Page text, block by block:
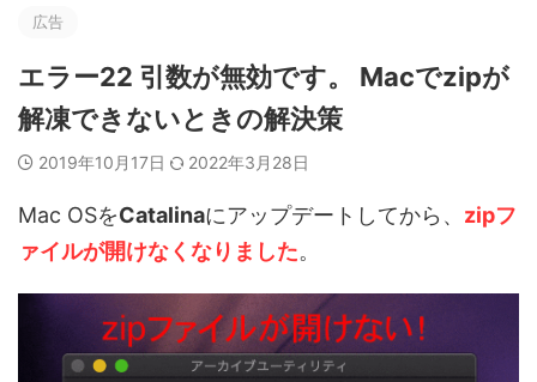
広告
エラー22 引数が無効です。 Macでzipが
解凍できないときの解決策
2019年10月17日 2022年3月28日
Mac OSをCatalinaにアップデートしてから、 zipフ
ァイルが開けなくなりました。